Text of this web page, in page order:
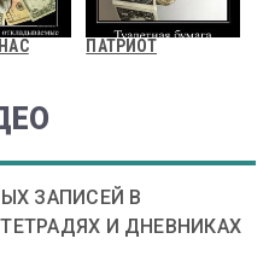
ПАТРИОТ
ЗАПИСЕЙ В
И ДНЕВНИКАХ